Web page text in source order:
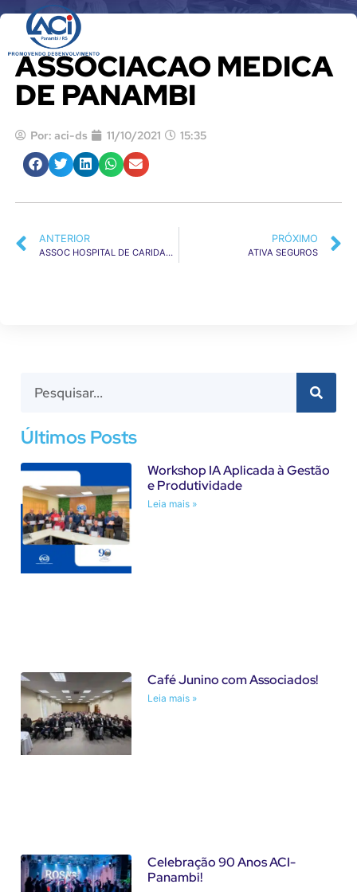
ASSOCIACAO MEDICA
DE PANAMBI
Por: aci-ds 11/10/2021 15:35
ANTERIOR
ASSOC HOSPITAL DE CARIDADE IJUI
PRÓXIMO
ATIVA SEGUROS
Últimos Posts
Workshop IA Aplicada à Gestão
e Produtividade
Leia mais »
Café Junino com Associados!
Leia mais »
Celebração 90 Anos ACI-
Panambi!